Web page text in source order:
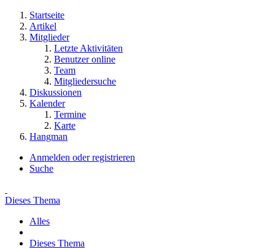
Startseite
Artikel
Mitglieder
Letzte Aktivitäten
Benutzer online
Team
Mitgliedersuche
Diskussionen
Kalender
Termine
Karte
Hangman
Anmelden oder registrieren
Suche
Dieses Thema
Alles
Dieses Thema